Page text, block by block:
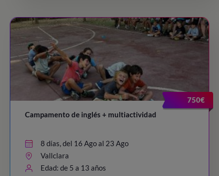
750€
Campamento de inglés + multiactividad
8 días, del 16 Ago al 23 Ago
Vallclara
Edad: de 5 a 13 años